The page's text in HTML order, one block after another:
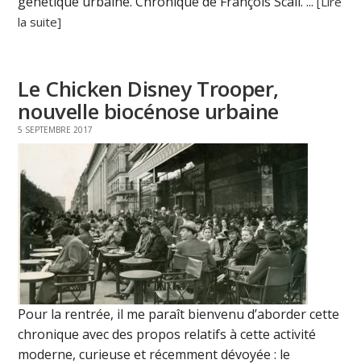
la suite]
Le Chicken Disney Trooper,
nouvelle biocénose urbaine
5 SEPTEMBRE 2017
Pour la rentrée, il me paraît bienvenu d’aborder cette
chronique avec des propos relatifs à cette activité
moderne, curieuse et récemment dévoyée : le